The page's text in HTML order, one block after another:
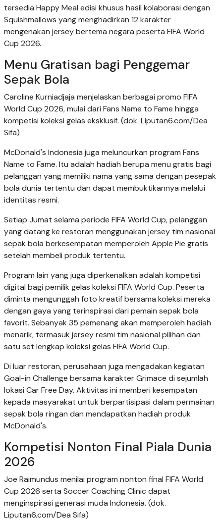
tersedia Happy Meal edisi khusus hasil kolaborasi dengan
Squishmallows yang menghadirkan 12 karakter
mengenakan jersey bertema negara peserta FIFA World
Cup 2026.
Menu Gratisan bagi Penggemar
Sepak Bola
Caroline Kurniadjaja menjelaskan berbagai promo FIFA
World Cup 2026, mulai dari Fans Name to Fame hingga
kompetisi koleksi gelas eksklusif. (dok. Liputan6.com/Dea
Sifa)
McDonald's Indonesia juga meluncurkan program Fans
Name to Fame. Itu adalah hadiah berupa menu gratis bagi
pelanggan yang memiliki nama yang sama dengan pesepak
bola dunia tertentu dan dapat membuktikannya melalui
identitas resmi.
Setiap Jumat selama periode FIFA World Cup, pelanggan
yang datang ke restoran menggunakan jersey tim nasional
sepak bola berkesempatan memperoleh Apple Pie gratis
setelah membeli produk tertentu.
Program lain yang juga diperkenalkan adalah kompetisi
digital bagi pemilik gelas koleksi FIFA World Cup. Peserta
diminta mengunggah foto kreatif bersama koleksi mereka
dengan gaya yang terinspirasi dari pemain sepak bola
favorit. Sebanyak 35 pemenang akan memperoleh hadiah
menarik, termasuk jersey resmi tim nasional pilihan dan
satu set lengkap koleksi gelas FIFA World Cup.
Di luar restoran, perusahaan juga mengadakan kegiatan
Goal-in Challenge bersama karakter Grimace di sejumlah
lokasi Car Free Day. Aktivitas ini memberi kesempatan
kepada masyarakat untuk berpartisipasi dalam permainan
sepak bola ringan dan mendapatkan hadiah produk
McDonald's.
Kompetisi Nonton Final Piala Dunia
2026
Joe Raimundus menilai program nonton final FIFA World
Cup 2026 serta Soccer Coaching Clinic dapat
menginspirasi generasi muda Indonesia. (dok.
Liputan6.com/Dea Sifa)